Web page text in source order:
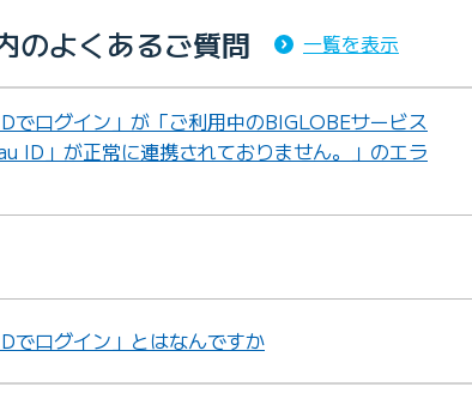
のよくあるご質問 一覧を表示
でログイン」が「ご利用中のBIGLOBEサービス
ID」が正常に連携されておりません。」のエラ
でログイン」とはなんですか